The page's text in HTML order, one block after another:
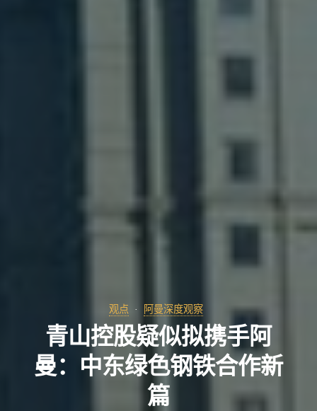
观点 阿曼深度观察
青山控股疑似拟携手阿
曼：中东绿色钢铁合作新
篇